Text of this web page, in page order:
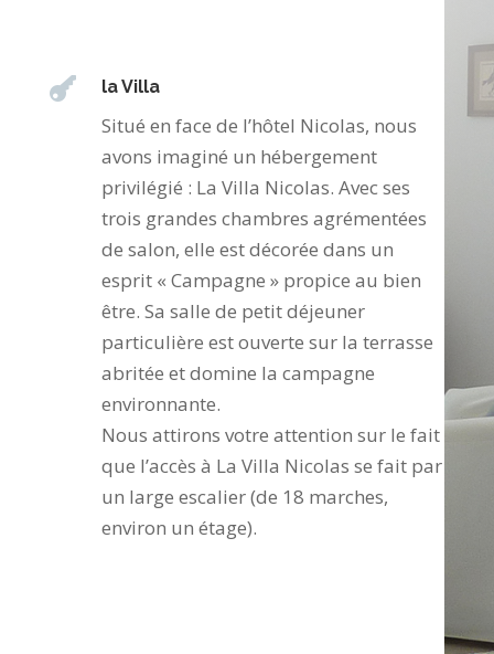
 la Villa
Situé en face de l’hôtel Nicolas, nous
avons imaginé un hébergement
privilégié : La Villa Nicolas. Avec ses
trois grandes chambres agrémentées
de salon, elle est décorée dans un
esprit « Campagne » propice au bien
être. Sa salle de petit déjeuner
particulière est ouverte sur la terrasse
abritée et domine la campagne
environnante.
Nous attirons votre attention sur le fait
que l’accès à La Villa Nicolas se fait par
un large escalier (de 18 marches,
environ un étage).